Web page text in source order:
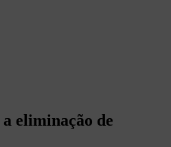
eliminação de